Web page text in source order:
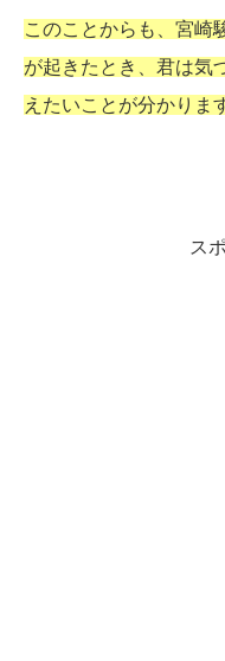
このことからも、宮崎
が起きたとき、君は気
えたいことが分かりま
ス